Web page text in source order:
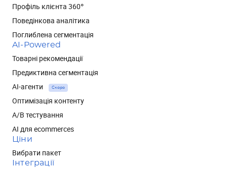
Профіль клієнта 360°
Поведінкова аналітика
Поглиблена сегментація
AI-Powered
Товарні рекомендації
Предиктивна сегментація
AI-агенти
Скоро
Оптимізація контенту
А/В тестування
AI для ecommerces
Ціни
Вибрати пакет
Інтеграції